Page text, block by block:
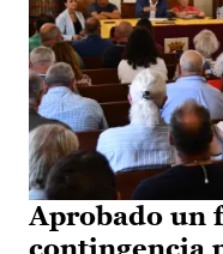
Aprobado un